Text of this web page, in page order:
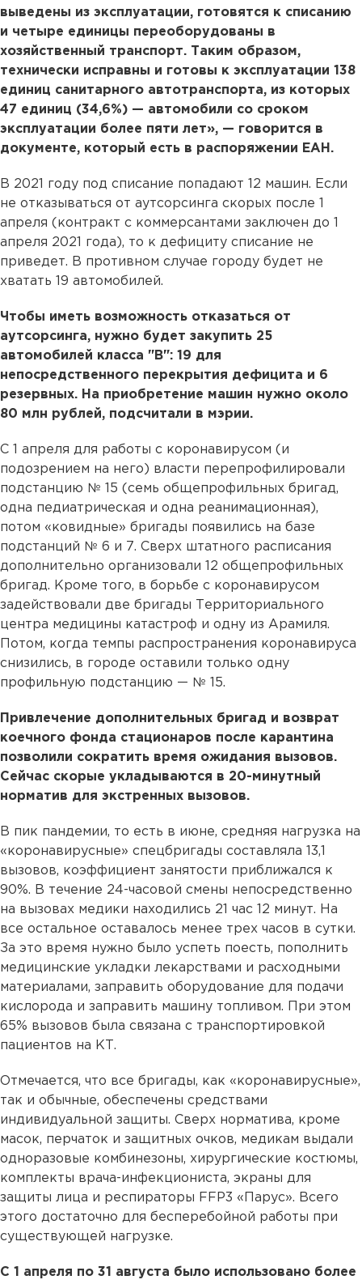
выведены из эксплуатации, готовятся к списанию
и четыре единицы переоборудованы в
хозяйственный транспорт. Таким образом,
технически исправны и готовы к эксплуатации 138
единиц санитарного автотранспорта, из которых
47 единиц (34,6%) — автомобили со сроком
эксплуатации более пяти лет», — говорится в
документе, который есть в распоряжении ЕАН.
В 2021 году под списание попадают 12 машин. Если
не отказываться от аутсорсинга скорых после 1
апреля (контракт с коммерсантами заключен до 1
апреля 2021 года), то к дефициту списание не
приведет. В противном случае городу будет не
хватать 19 автомобилей.
Чтобы иметь возможность отказаться от
аутсорсинга, нужно будет закупить 25
автомобилей класса "В": 19 для
непосредственного перекрытия дефицита и 6
резервных. На приобретение машин нужно около
80 млн рублей, подсчитали в мэрии.
С 1 апреля для работы с коронавирусом (и
подозрением на него) власти перепрофилировали
подстанцию № 15 (семь общепрофильных бригад,
одна педиатрическая и одна реанимационная),
потом «ковидные» бригады появились на базе
подстанций № 6 и 7. Сверх штатного расписания
дополнительно организовали 12 общепрофильных
бригад. Кроме того, в борьбе с коронавирусом
задействовали две бригады Территориального
центра медицины катастроф и одну из Арамиля.
Потом, когда темпы распространения коронавируса
снизились, в городе оставили только одну
профильную подстанцию — № 15.
Привлечение дополнительных бригад и возврат
коечного фонда стационаров после карантина
позволили сократить время ожидания вызовов.
Сейчас скорые укладываются в 20-минутный
норматив для экстренных вызовов.
В пик пандемии, то есть в июне, средняя нагрузка на
«коронавирусные» спецбригады составляла 13,1
вызовов, коэффициент занятости приближался к
90%. В течение 24-часовой смены непосредственно
на вызовах медики находились 21 час 12 минут. На
все остальное оставалось менее трех часов в сутки.
За это время нужно было успеть поесть, пополнить
медицинские укладки лекарствами и расходными
материалами, заправить оборудование для подачи
кислорода и заправить машину топливом. При этом
65% вызовов была связана с транспортировкой
пациентов на КТ.
Отмечается, что все бригады, как «коронавирусные»,
так и обычные, обеспечены средствами
индивидуальной защиты. Сверх норматива, кроме
масок, перчаток и защитных очков, медикам выдали
одноразовые комбинезоны, хирургические костюмы,
комплекты врача-инфекциониста, экраны для
защиты лица и респираторы FFP3 «Парус». Всего
этого достаточно для бесперебойной работы при
существующей нагрузке.
С 1 апреля по 31 августа было использовано более